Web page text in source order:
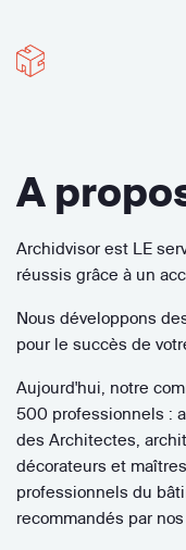
A
Archidvisor est LE
réussis grâce à un
Nous développons
pour le succès de
Aujourd'hui, notre
500 professionnels :
des Architectes,
décorateurs et
professionnels du
recommandés par